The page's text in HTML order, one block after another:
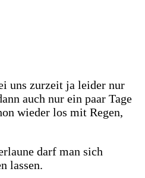
uns zurzeit ja leider nur
auch nur ein paar Tage
wieder los mit Regen,
darf man sich
lassen.